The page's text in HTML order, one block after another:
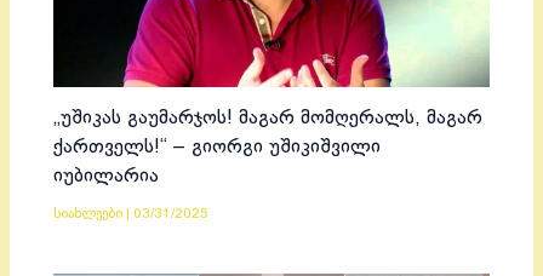
„უშიკას გაუმარჯოს! მაგარ მომღერალს, მაგარ
ქართველს!“ – გიორგი უშიკიშვილი
იუბილარია
სიახლეები 03/31/2025